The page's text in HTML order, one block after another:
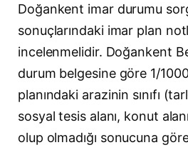
Doğankent imar durumu
sonuçlarındaki imar plan
incelenmelidir. Doğankent
durum belgesine göre 1/
planındaki arazinin sınıfı
sosyal tesis alanı, konut
olup olmadığı sonucuna